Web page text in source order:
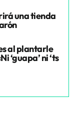
una tienda
al plantarle
‘guapa’ ni ‘ts